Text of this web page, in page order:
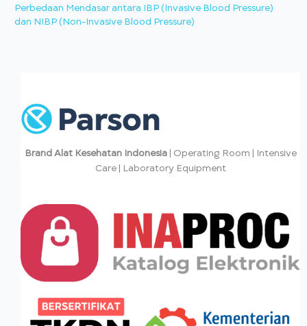
Perbedaan Mendasar antara IBP (Invasive Blood Pressure)
dan NIBP (Non-Invasive Blood Pressure)
Brand Alat Kesehatan Indonesia| Operating Room | Intensive
Care | Laboratory Equipment